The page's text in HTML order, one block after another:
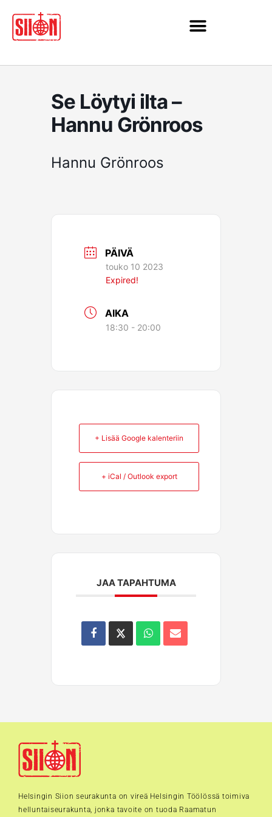
sisältöön
Se Löytyi ilta –
Hannu Grönroos
Hannu Grönroos
PÄIVÄ
touko 10 2023
Expired!
AIKA
18:30 - 20:00
+ Lisää Google kalenteriin
+ iCal / Outlook export
JAA TAPAHTUMA
Helsingin Siion seurakunta on vireä Helsingin Töölössä toimiva
helluntaiseurakunta, jonka tavoite on tuoda Raamatun